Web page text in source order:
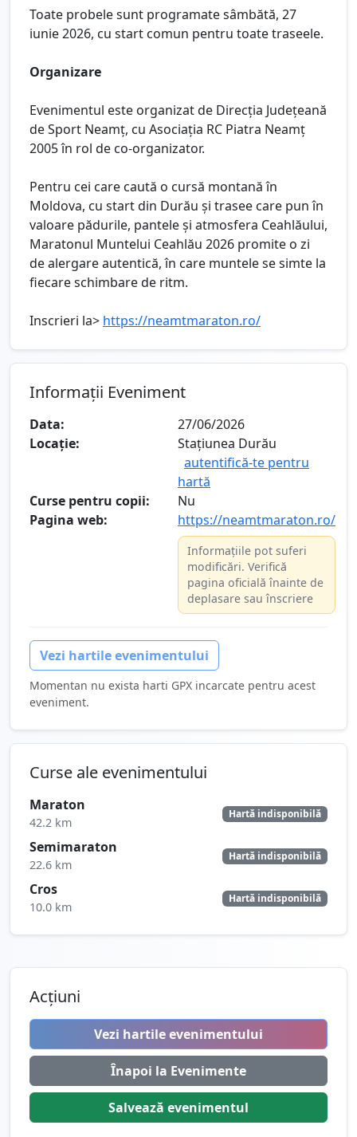
Toate probele sunt programate sâmbătă, 27
iunie 2026, cu start comun pentru toate traseele.
Organizare
Evenimentul este organizat de Direcția Județeană
de Sport Neamț, cu Asociația RC Piatra Neamț
2005 în rol de co-organizator.
Pentru cei care caută o cursă montană în
Moldova, cu start din Durău și trasee care pun în
valoare pădurile, pantele și atmosfera Ceahlăului,
Maratonul Muntelui Ceahlău 2026 promite o zi
de alergare autentică, în care muntele se simte la
fiecare schimbare de ritm.
Inscrieri la> https://neamtmaraton.ro/
Informații Eveniment
Data:
27/06/2026
Locație:
Stațiunea Durău
autentifică-te pentru
hartă
Curse pentru copii:
Nu
Pagina web:
https://neamtmaraton.ro/
Informațiile pot suferi
modificări. Verifică
pagina oficială înainte de
deplasare sau înscriere
Vezi hartile evenimentului
Momentan nu exista harti GPX incarcate pentru acest
eveniment.
Curse ale evenimentului
Maraton
42.2 km
Hartă indisponibilă
Semimaraton
22.6 km
Hartă indisponibilă
Cros
10.0 km
Hartă indisponibilă
Acțiuni
Vezi hartile evenimentului
Înapoi la Evenimente
Salvează evenimentul